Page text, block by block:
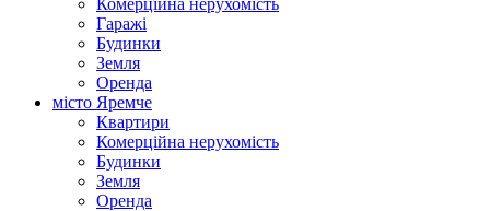
Гаражі
Будинки
Земля
Оренда
місто Яремче
Квартири
Комерційна нерухомість
Будинки
Земля
Оренда